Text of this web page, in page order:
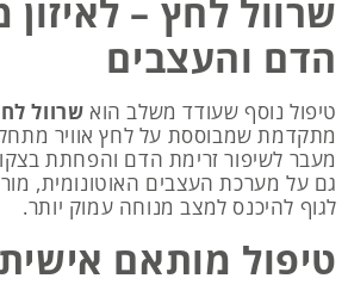
שרוול לחץ –
הדם והעצבים
טיפול נוסף שעודד משלב הוא שרוול
מתקדמת שמבוססת על לחץ אוויר
מעבר לשיפור זרימת הדם והפחתת
גם על מערכת העצבים האוטונומית,
לגוף להיכנס למצב מנוחה עמוק יותר.
טיפול מותאם אישית